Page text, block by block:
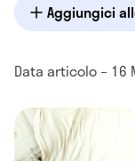
Aggiungici
Data articolo – 16